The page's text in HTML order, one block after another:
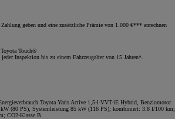
geben und eine zusätzliche Prämie von 1.000 €*** anrechnen
Touch®
Inspektion bis zu einem Fahrzeugalter von 15 Jahren*.
Toyota Yaris Active 1,5-l-VVT-iE Hybrid, Benzinmotor
(80 PS), Systemleistung 85 kW (116 PS); kombiniert: 3.8 l/100 km;
CO2-Klasse B.